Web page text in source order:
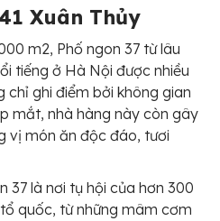
Xuân Thủy
m2, Phố ngon 37 từ lâu
tiếng ở Hà Nội được nhiều
chỉ ghi điểm bởi không gian
mắt, nhà hàng này còn gây
vị món ăn độc đáo, tươi
37 là nơi tụ hội của hơn 300
quốc, từ những mâm cơm